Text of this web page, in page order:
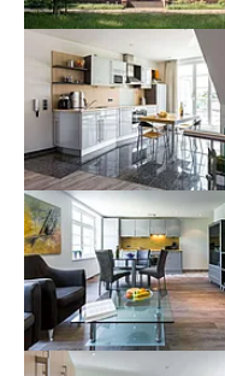
Show larger version for:
Show larger version for:
Show larger version for: